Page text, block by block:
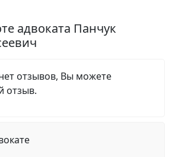
адвоката Панчук
отзывов, Вы можете
отзыв.